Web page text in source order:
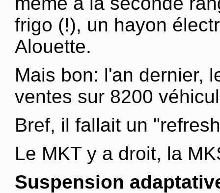
frigo (!), un hayon
Alouette.
Mais bon: l'an dernier,
ventes sur 8200
Bref, il fallait un
Le MKT y a droit, la
Suspension